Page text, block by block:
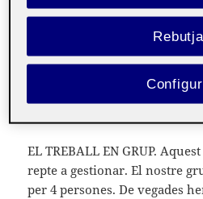
La reunióonlinedels grups
com a presentació dels
cloenda de tot el treball
diferent naturalesa que ens
EL TREBALL EN GRUP.
repte a gestionar. El nostre
per 4 persones. De vegades